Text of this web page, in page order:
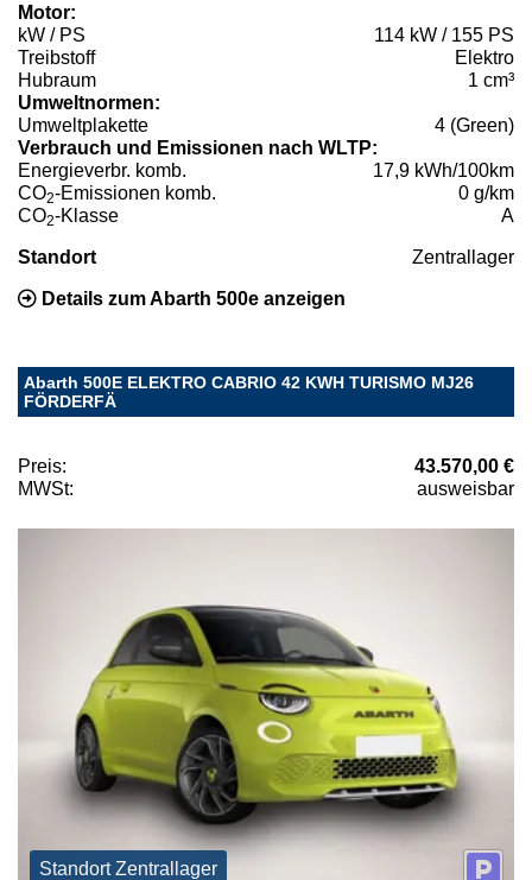
Motor:
kW / PS
114 kW / 155 PS
Treibstoff
Elektro
Hubraum
1 cm³
Umweltnormen:
Umweltplakette
4 (Green)
Verbrauch und Emissionen nach WLTP:
Energieverbr. komb.
17,9 kWh/100km
CO2-Emissionen komb.
0 g/km
CO2-Klasse A
Standort Zentrallager
Details zum Abarth 500e anzeigen
Abarth 500E ELEKTRO CABRIO 42 KWH TURISMO MJ26
FÖRDERFÄ
Preis:
43.570,00 €
MWSt:
ausweisbar
Standort Zentrallager